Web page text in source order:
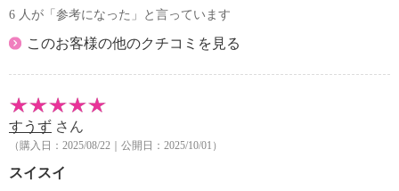
【原産国（地）】
・中国製
6 人が「参考になった」と言っています
このお客様の他のクチコミを見る
すうず さん
（購入日：2025/08/22｜公開日：2025/10/01）
スイスイ